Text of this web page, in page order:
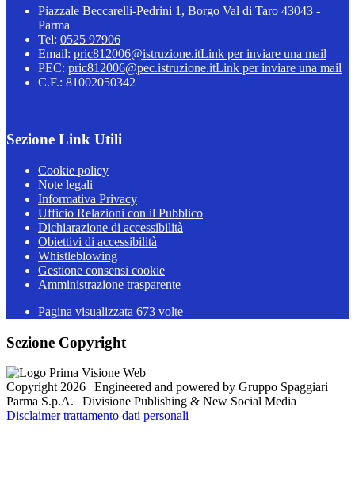
Piazzale Beccarelli-Pedrini 1, Borgo Val di Taro 43043 -
Parma
Tel: 0525 97906
Email: pric812006@istruzione.itLink per inviare una mail
PEC: pric812006@pec.istruzione.itLink per inviare una mail
C.F.: 81002050342
Sezione Link Utili
Cookie policy
Note legali
Informativa Privacy
Ufficio Relazioni con il Pubblico
Dichiarazione di accessibilità
Obiettivi di accessibilità
Whistleblowing
Gestione consensi cookie
Amministrazione trasparente
Pagina visualizzata 673 volte
Sezione Copyright
Copyright 2026 | Engineered and powered by Gruppo Spaggiari
Parma S.p.A. | Divisione Publishing & New Social Media
Disclaimer trattamento dati personali